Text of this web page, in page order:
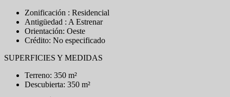
Zonificación : Residencial
Antigüedad : A Estrenar
Orientación: Oeste
Crédito: No especificado
SUPERFICIES Y MEDIDAS
Terreno: 350 m²
Descubierta: 350 m²